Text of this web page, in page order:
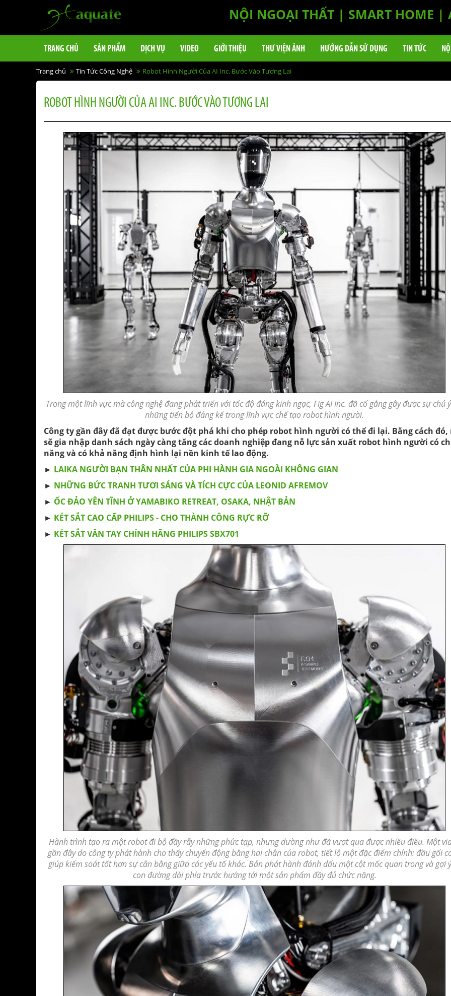
NỘI NGOẠI THẤT | SMART HOME |
TRANG CHỦ SẢN PHẨM DỊCH VỤ VIDEO GIỚI THIỆU THƯ VIỆN ẢNH HƯỚNG DẪN SỬ DỤNG TIN TỨC
Trang chủ Tin Tức Công Nghệ Robot Hình Người Của AI Inc. Bước Vào Tương Lai
ROBOT HÌNH NGƯỜI CỦA AI INC. BƯỚC VÀO TƯƠNG LAI
Trong một lĩnh vực màcông nghệ đang phát triển với tốc độ đáng kinh ngạc, Fig AI Inc. đã cố gắng gây được sự chú
những tiến bộ đáng kể trong lĩnh vực chế tạo robot hình người.
Công ty gần đây đã đạt được bước đột phá khi cho phép robot hình người có thể đi lại. Bằng cách đó,
sẽ gia nhập danh sách ngày càng tăng các doanh nghiệp đang nỗ lực sản xuất robot hình người có
năng và có khả năng định hình lại nền kinh tế lao động.
► LAIKA NGƯỜI BẠN THÂN NHẤT CỦA PHI HÀNH GIA NGOÀI KHÔNG GIAN
► NHỮNG BỨC TRANH TƯƠI SÁNG VÀ TÍCH CỰC CỦA LEONID AFREMOV
► ỐC ĐẢO YÊN TĨNH Ở YAMABIKO RETREAT, OSAKA, NHẬT BẢN
► KÉT SẮT CAO CẤP PHILIPS - CHO THÀNH CÔNG RỰC RỠ
► KÉT SẮT VÂN TAY CHÍNH HÃNG PHILIPS SBX701
Hành trình tạo ra một robot đi bộ đầy rẫy những phức tạp, nhưng dường như đã vượt qua được nhiều điều. Một
gần đây do công ty phát hành cho thấy chuyển động bằng hai chân của robot, tiết lộ một đặc điểm chính: đầu gối
giúp kiểm soát tốt hơn sự cân bằng giữa các yếu tố khác. Bản phát hành đánh dấu một cột mốc quan trọng và gợi
con đường dài phía trước hướng tới mộtsản phẩm đầy đủ chức năng.